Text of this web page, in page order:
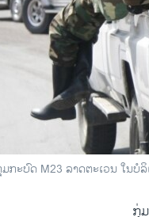
ກະບົດ M23 ລາດຕະເວນ ໃນບໍ
ກຸ່